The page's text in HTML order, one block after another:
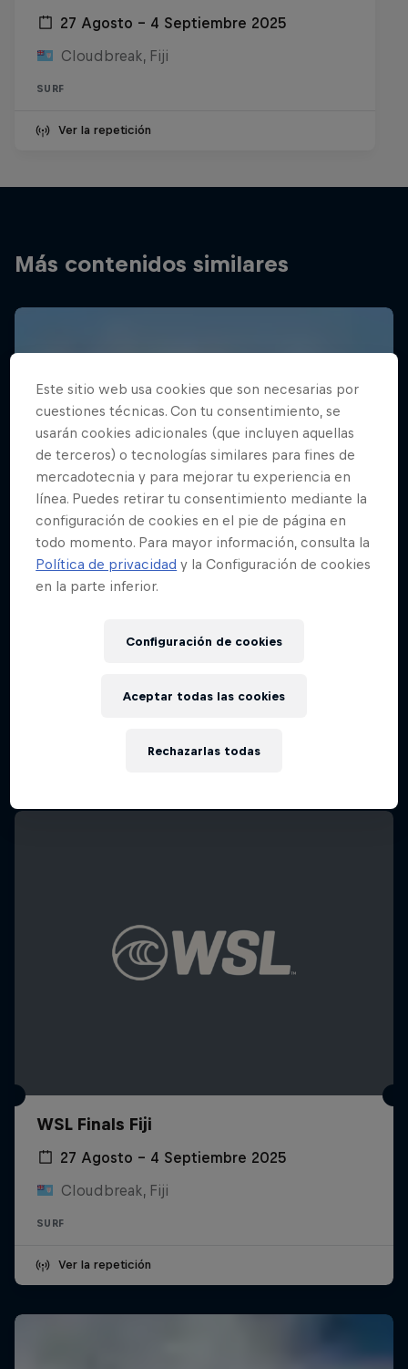
27 Agosto – 4 Septiembre 2025
Cloudbreak, Fiji
SURF
Ver la repetición
Más contenidos similares
WSL Finals Fiji
27 Agosto – 4 Septiembre 2025
Cloudbreak, Fiji
SURF
Ver la repetición
Este sitio web usa cookies que son necesarias por
cuestiones técnicas. Con tu consentimiento, se
usarán cookies adicionales (que incluyen aquellas
de terceros) o tecnologías similares para fines de
mercadotecnia y para mejorar tu experiencia en
línea. Puedes retirar tu consentimiento mediante la
configuración de cookies en el pie de página en
todo momento. Para mayor información, consulta la
Política de privacidad y la Configuración de cookies
en la parte inferior.
Configuración de cookies
Rechazarlas todas
Aceptar todas las cookies